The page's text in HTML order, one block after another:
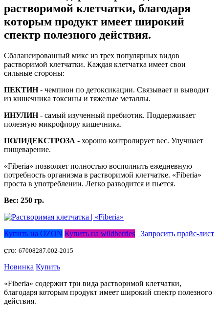
растворимой клетчатки, благодаря
которым продукт имеет широкий
спектр полезного действия.
Сбалансированный микс из трех популярных видов
растворимой клетчатки. Каждая клетчатка имеет свои
сильные стороны:
ПЕКТИН- чемпион по детоксикации. Связывает и выводит
из кишечника токсины и тяжелые металлы.
ИНУЛИН- самый изученный пребиотик. Поддерживает
полезную микрофлору кишечника.
ПОЛИДЕКСТРОЗА - хорошо контролирует вес. Улучшает
пищеварение.
«Fiberia» позволяет полностью восполнить ежедневную
потребность организма в растворимой клетчатке. «Fiberia»
проста в употреблении. Легко разводится и пьется.
Вес: 250 гр.
Купить на OZON Купить на wildberries
Запросить прайс-лист
сто: 67008287.002-2015
Новинка Купить
«Fiberia» содержит три вида растворимой клетчатки,
благодаря которым продукт имеет широкий спектр полезного
действия.